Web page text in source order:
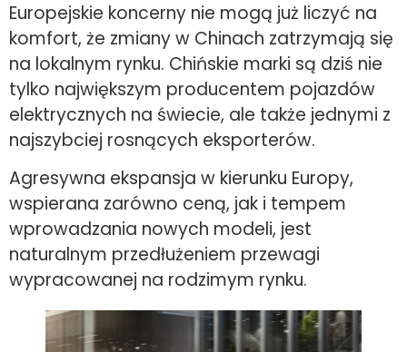
Europejskie koncerny nie mogą już liczyć na
komfort, że zmiany w Chinach zatrzymają się
na lokalnym rynku. Chińskie marki są dziś nie
tylko największym producentem pojazdów
elektrycznych na świecie, ale także jednymi z
najszybciej rosnących eksporterów.
Agresywna ekspansja w kierunku Europy,
wspierana zarówno ceną, jak i tempem
wprowadzania nowych modeli, jest
naturalnym przedłużeniem przewagi
wypracowanej na rodzimym rynku.